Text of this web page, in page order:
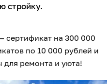
стройку.
сертификат на 300 000
по 10 000 рублей и
ремонта и уюта!